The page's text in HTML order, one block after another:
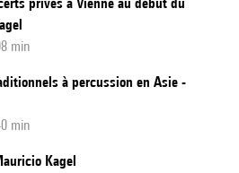
min
à percussion en Asie -
min
Kagel